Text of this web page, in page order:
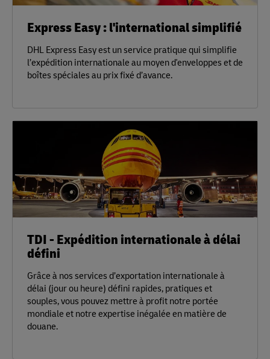
Express Easy : l'international simplifié
DHL Express Easy est un service pratique qui simplifie
l’expédition internationale au moyen d'enveloppes et de
boîtes spéciales au prix fixé d’avance.
TDI - Expédition internationale à délai
défini
Grâce à nos services d’exportation internationale à
délai (jour ou heure) défini rapides, pratiques et
souples, vous pouvez mettre à profit notre portée
mondiale et notre expertise inégalée en matière de
douane.